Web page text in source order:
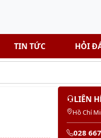
TIN TỨC HỎI
LIÊN
Hồ Chí
028